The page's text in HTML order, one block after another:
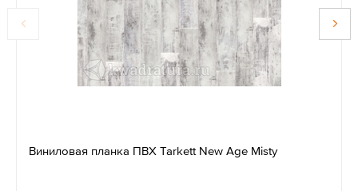
Виниловая планка ПВХ Tarkett New Age Misty